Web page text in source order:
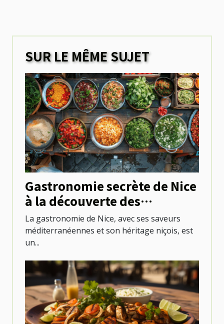
SUR LE MÊME SUJET
Gastronomie secrète de Nice
à la découverte des
établissements atypiques et
abordables
La gastronomie de Nice, avec ses saveurs
méditerranéennes et son héritage niçois, est
un...